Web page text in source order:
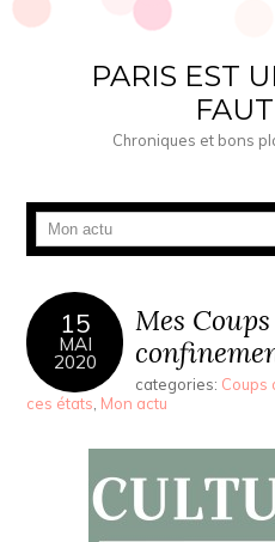
PARIS EST
Chroniques et bons
15
MAI
2020
Mes
categories: Coups
ces états Mon actu